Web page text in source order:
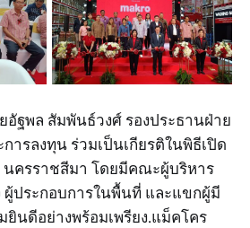
อัฐพล สัมพันธ์วงศ์ รองประธานฝ่าย
ารลงทุน ร่วมเป็นเกียรติในพิธีเปิด
ครราชสีมา โดยมีคณะผู้บริหาร
ผู้ประกอบการในพื้นที่ และแขกผู้มี
ยินดีอย่างพร้อมเพรียง.แม็คโคร